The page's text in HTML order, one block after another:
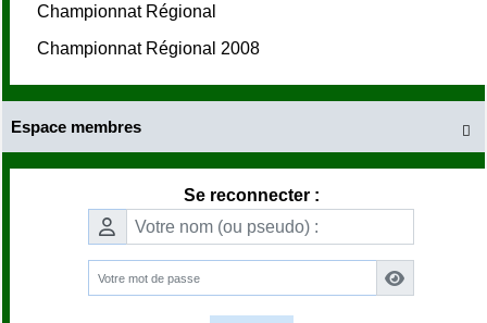
Championnat Régional
Championnat Régional 2008

Espace membres
Se reconnecter :